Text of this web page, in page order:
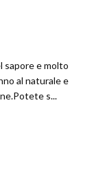
sapore e molto
al naturale e
s...